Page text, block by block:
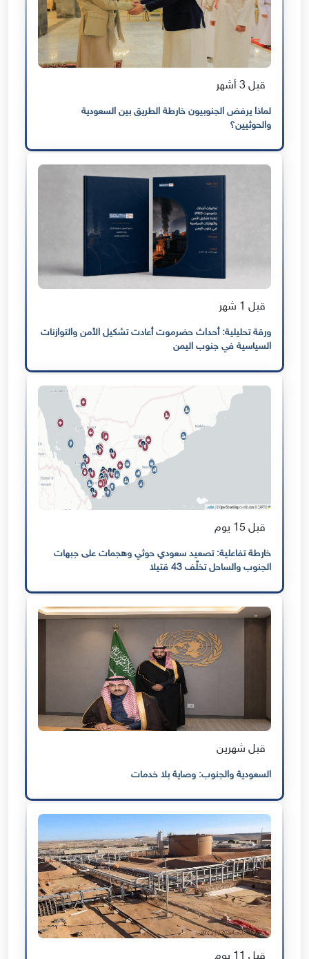
قبل 3 أشهر
لماذا يرفض الجنوبيون خارطة الطريق بين السعودية
والحوثيين؟
قبل 1 شهر
ورقة تحليلية: أحداث حضرموت أعادت تشكيل الأمن والتوازنات
السياسية في جنوب اليمن
قبل 15 يوم
خارطة تفاعلية: تصعيد سعودي حوثي وهجمات على جبهات
الجنوب والساحل تخلّف 43 قتيلا
قبل شهرين
السعودية والجنوب: وصاية بلا خدمات